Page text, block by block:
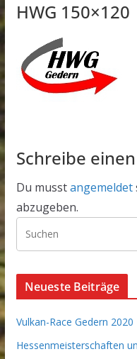
HWG 150×120
Schreibe
Du musstangemeldet
abzugeben.
Neueste Beiträge
Vulkan-Race Gedern 2020
Hessenmeisterschaften